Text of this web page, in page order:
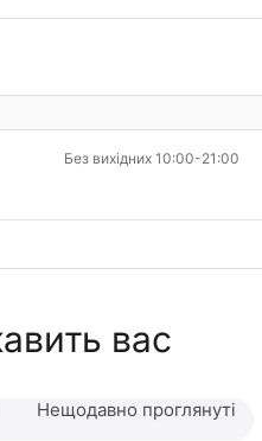
Без вихідних 10:00-21:00
вас
Нещодавно проглянуті